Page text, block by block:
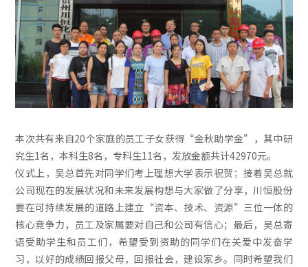
本次共有来自20个家庭的员工子女获得“金秋助学金”，其中研
究生1名，本科生8名，专科生11名，发放金额共计42970元。
仪式上，吴总首先对同学们考上理想大学表示祝贺；接着吴总就
公司现在的发展状况和未来发展构想与大家做了分享，川恒股份
要在可持续发展的道路上建立“资本、技术、资源”三位一体的
核心竞争力，员工及家属要对自己和公司有信心；最后，吴总寄
语受助学生和员工们，希望受到资助的同学们在关爱中发奋学
习，以好的成绩回报父母，回报社会，建设家乡。同时希望我们